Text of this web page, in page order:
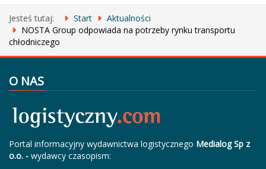
Jesteś tutaj: Start
Aktualności
NOSTA Group odpowiada na potrzeby rynku transportu
chłodniczego
O NAS
Portal informacyjny wydawnictwa logistycznego Medialog Sp z
o.o. - wydawcy czasopism: